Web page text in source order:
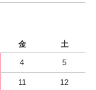
金 土
4 5
11 12